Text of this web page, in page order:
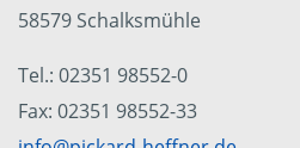
58579 Schalksmühle
Tel.: 02351 98552-0
Fax: 02351 98552-33